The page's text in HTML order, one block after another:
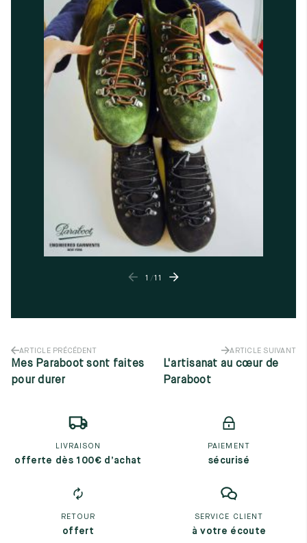
1 /11
ARTICLE PRÉCÉDENT
Mes Paraboot sont faites
pour durer
ARTICLE SUIVANT
L'artisanat au cœur de
Paraboot
LIVRAISON
offerte dès 100€ d’achat
PAIEMENT
sécurisé
RETOUR
offert
SERVICE CLIENT
à votre écoute